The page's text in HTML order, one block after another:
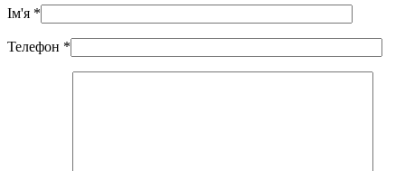
Ім'я *
Телефон *